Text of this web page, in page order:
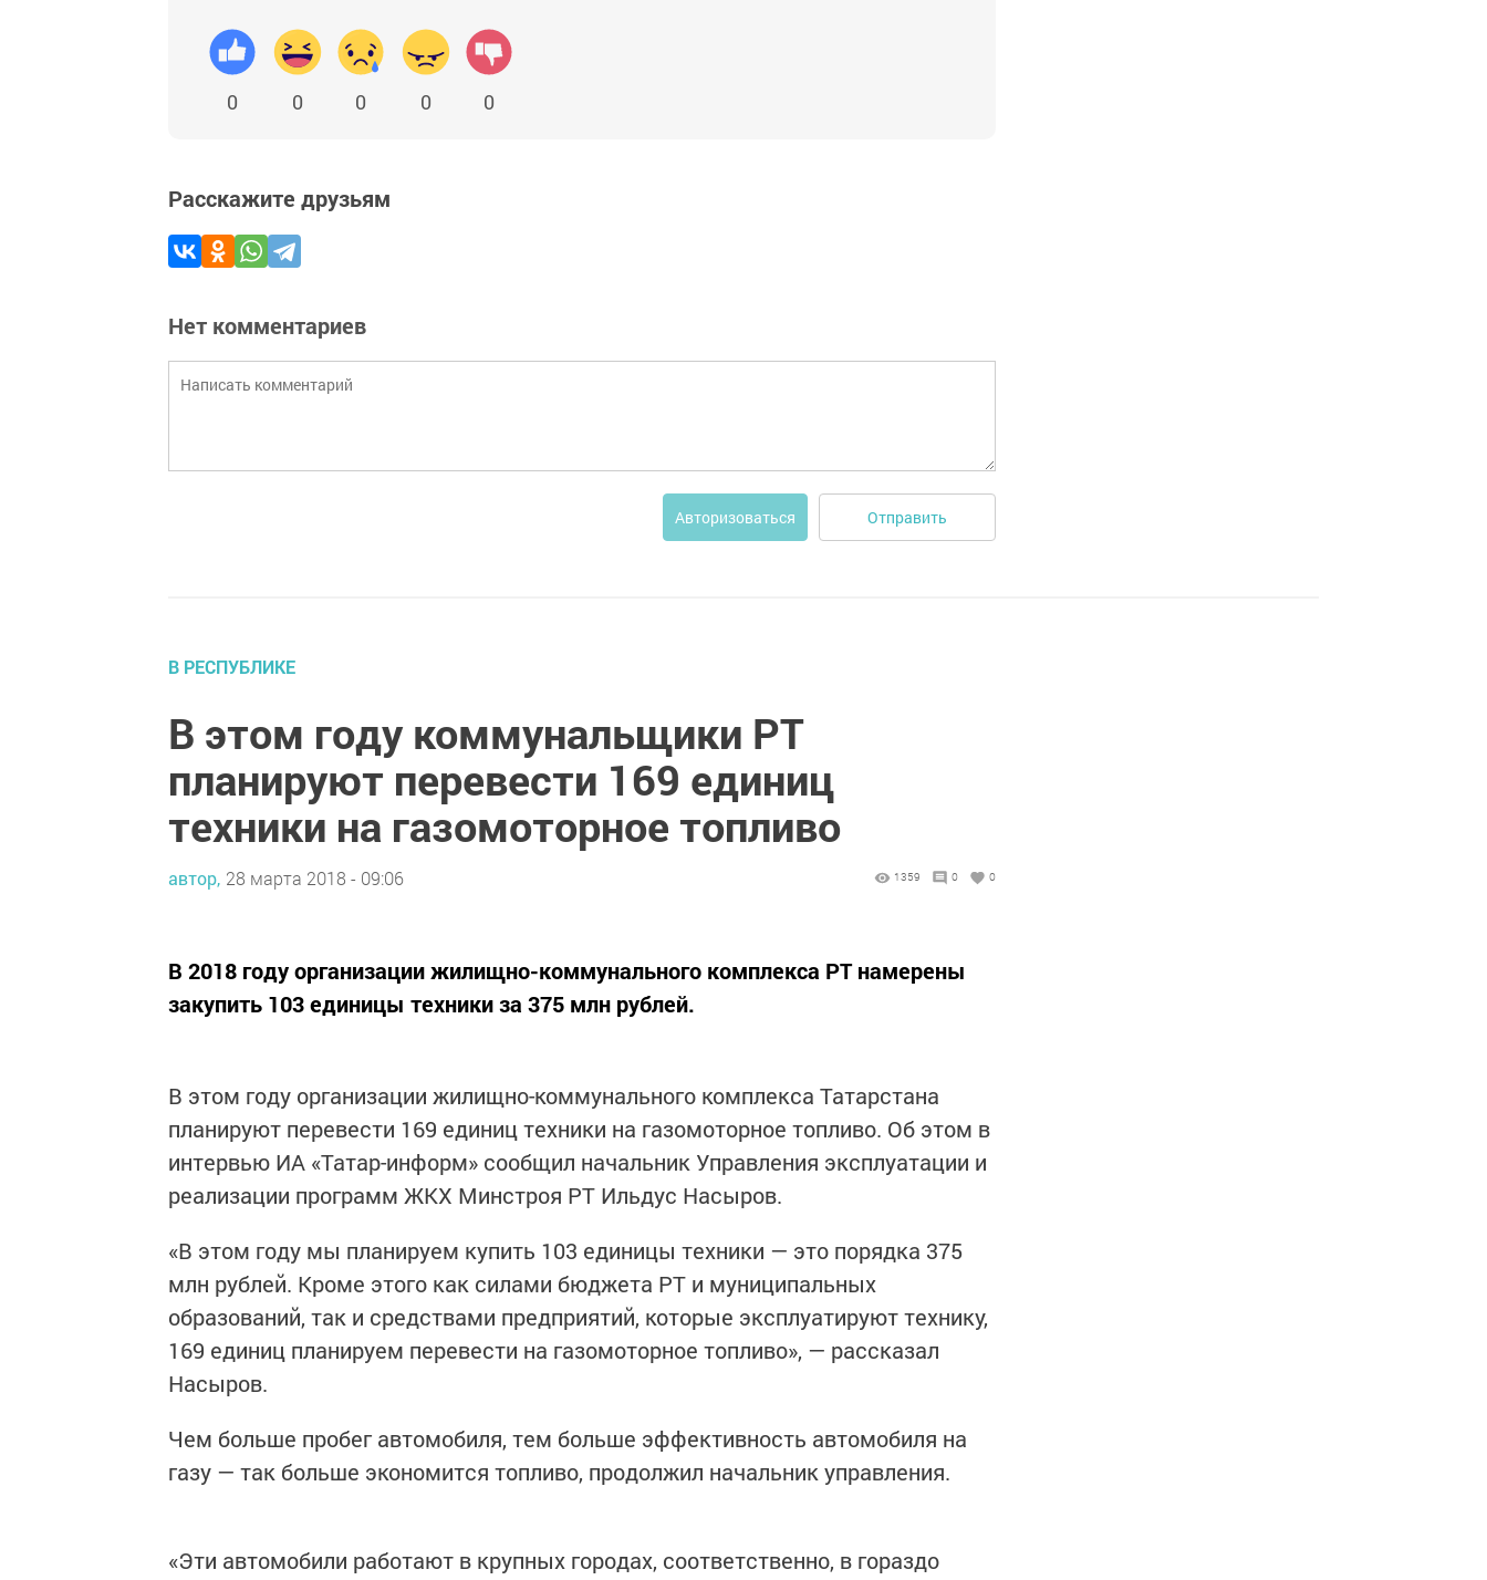
0 0 0 0 0
Расскажите друзьям
Нет комментариев
Авторизоваться Отправить
В РЕСПУБЛИКЕ
В этом году коммунальщики РТ
планируют перевести 169 единиц
техники на газомоторное топливо
автор, 28 марта 2018 - 09:06 1359 0 0
В 2018 году организации жилищно-коммунального комплекса РТ намерены
закупить 103 единицы техники за 375 млн рублей.
В этом году организации жилищно-коммунального комплекса Татарстана
планируют перевести 169 единиц техники на газомоторное топливо. Об этом в
интервью ИА «Татар-информ» сообщил начальник Управления эксплуатации и
реализации программ ЖКХ Минстроя РТ Ильдус Насыров.
«В этом году мы планируем купить 103 единицы техники — это порядка 375
млн рублей. Кроме этого как силами бюджета РТ и муниципальных
образований, так и средствами предприятий, которые эксплуатируют технику,
169 единиц планируем перевести на газомоторное топливо», — рассказал
Насыров.
Чем больше пробег автомобиля, тем больше эффективность автомобиля на
газу — так больше экономится топливо, продолжил начальник управления.
«Эти автомобили работают в крупных городах, соответственно, в гораздо